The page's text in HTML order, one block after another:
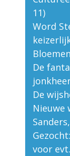
11)
Word
De
De
Nieuwe
voor